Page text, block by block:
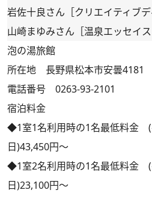
岩佐十良さん［クリエイティブデ
山崎まゆみさん［温泉エッセイス
泡の湯旅館
所在地 長野県松本市安曇4181
電話番号 0263-93-2101
宿泊料金
◆1室1名利用時の1名最低料金 (
日)43,450円～
◆1室2名利用時の1名最低料金 (
日)23,100円～